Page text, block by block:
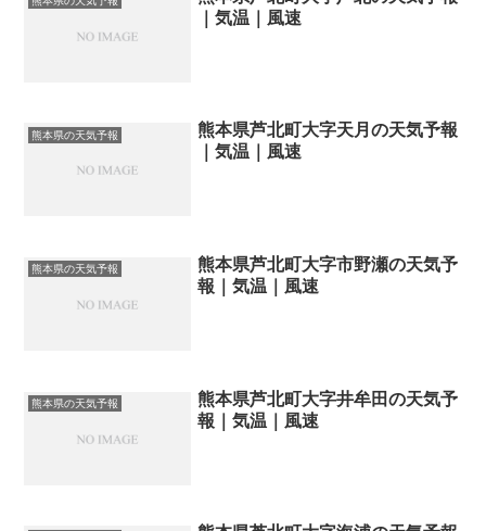
｜気温｜風速
熊本県の天気予報
熊本県芦北町大字天月の天気予報
｜気温｜風速
熊本県の天気予報
熊本県芦北町大字市野瀬の天気予
報｜気温｜風速
熊本県の天気予報
熊本県芦北町大字井牟田の天気予
報｜気温｜風速